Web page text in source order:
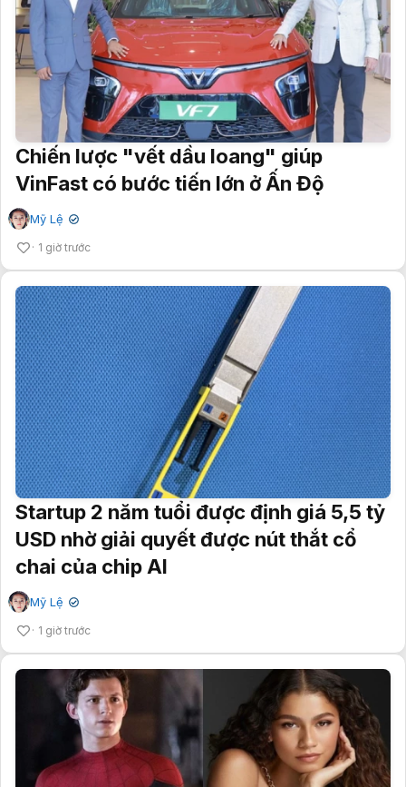
Chiến lược "vết dầu loang" giúp
VinFast có bước tiến lớn ở Ấn Độ
Mỹ Lệ ✔
1 giờ trước
Startup 2 năm tuổi được định giá 5,5 tỷ
USD nhờ giải quyết được nút thắt cổ
chai của chip AI
Mỹ Lệ ✔
1 giờ trước